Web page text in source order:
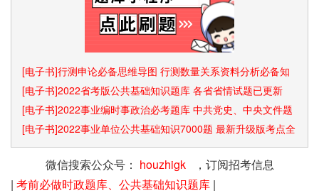
[电子书]行测申论必备思维导图 行测数量关系资料分析必备知
识点和速算技巧
[电子书]2022省考版公共基础知识题库 各省省情试题已更新
[电子书]2022事业编时事政治必考题库 中共党史、中央文件题
库已更新
[电子书]2022事业单位公共基础知识7000题 最新升级版考点全
覆盖
微信搜索公众号： houzhigk，订阅招考信息
| 考前必做时政题库、公共基础知识题库 |